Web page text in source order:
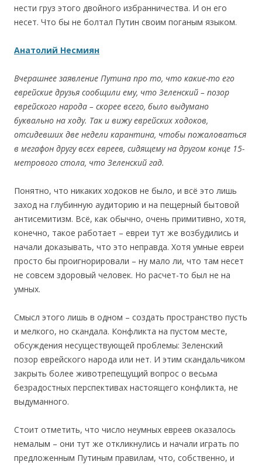
нести груз этого двойного избранничества. И он его
несет. Что бы не болтал Путин своим поганым языком.
Анатолий Несмиян
Вчерашнее заявление Путина про то, что какие-то его
еврейские друзья сообщили ему, что Зеленский – позор
еврейского народа – скорее всего, было выдумано
буквально на ходу. Так и вижу еврейских ходоков,
отсидевших две недели карантина, чтобы пожаловаться
в мегафон другу всех евреев, сидящему на другом конце 15-
метрового стола, что Зеленский гад.
Понятно, что никаких ходоков не было, и всё это лишь
заход на глубинную аудиторию и на пещерный бытовой
антисемитизм. Всё, как обычно, очень примитивно, хотя,
конечно, такое работает – евреи тут же возбудились и
начали доказывать, что это неправда. Хотя умные евреи
просто бы проигнорировали – ну мало ли, что там несет
не совсем здоровый человек. Но расчет-то был не на
умных.
Смысл этого лишь в одном – создать пространство пусть
и мелкого, но скандала. Конфликта на пустом месте,
обсуждения несуществующей проблемы: Зеленский
позор еврейского народа или нет. И этим скандальчиком
закрыть более животрепещущий вопрос о весьма
безрадостных перспективах настоящего конфликта, не
выдуманного.
Стоит отметить, что число неумных евреев оказалось
немалым – они тут же откликнулись и начали играть по
предложенным Путиным правилам, что, собственно, и